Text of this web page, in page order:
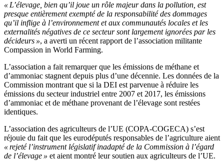
« L’élevage, bien qu’il joue un rôle majeur dans la pollution, est
presque entièrement exempté de la responsabilité des dommages
qu’il inflige à l’environnement et aux communautés locales et les
externalités négatives de ce secteur sont largement ignorées par les
décideurs », a averti un récent rapport de l’association militante
Compassion in World Farming.
L’association a fait remarquer que les émissions de méthane et
d’ammoniac stagnent depuis plus d’une décennie. Les données de la
Commission montrant que si la DEI est parvenue à réduire les
émissions du secteur industriel entre 2007 et 2017, les émissions
d’ammoniac et de méthane provenant de l’élevage sont restées
identiques.
L’association des agriculteurs de l’UE (COPA-COGECA) s’est
réjouie du fait que les eurodéputés responsables de l’agriculture aient
« rejeté l’instrument législatif inadapté de la Commission à l’égard
de l’élevage » et aient montré leur soutien aux agriculteurs de l’UE.